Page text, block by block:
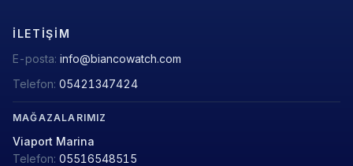
İLETIŞIM
E-posta: info@biancowatch.com
Telefon: 05421347424
MAĞAZALARIMIZ
Viaport Marina
Telefon: 05516548515